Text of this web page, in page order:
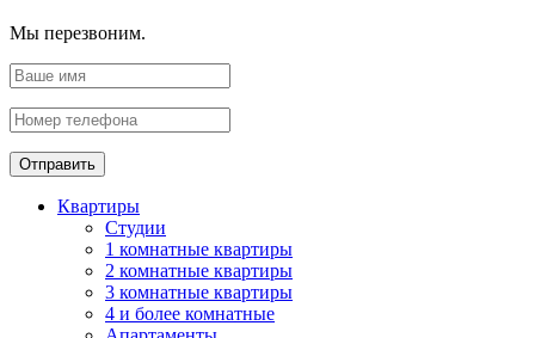
Мы перезвоним.
Отправить
Квартиры
Студии
1 комнатные квартиры
2 комнатные квартиры
3 комнатные квартиры
4 и более комнатные